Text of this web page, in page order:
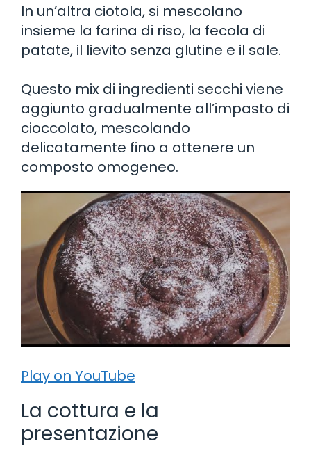
In un’altra ciotola, si mescolano
insieme la farina di riso, la fecola di
patate, il lievito senza glutine e il sale.
Questo mix di ingredienti secchi viene
aggiunto gradualmente all’impasto di
cioccolato, mescolando
delicatamente fino a ottenere un
composto omogeneo.
Play on YouTube
La cottura e la
presentazione